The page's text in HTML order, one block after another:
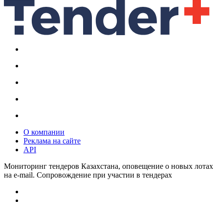
О компании
Реклама на сайте
API
Мониторинг тендеров Казахстана, оповещение о новых лотах
на e-mail. Сопровождение при участии в тендерах